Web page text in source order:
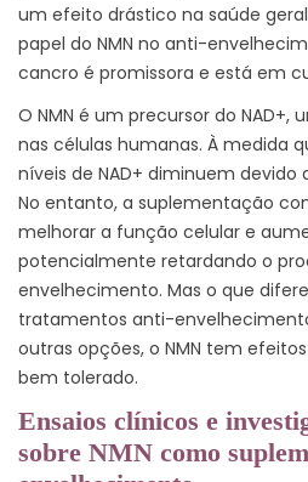
um efeito drástico na saúde
papel do NMN no anti-
cancro é promissora e está em
O NMN é um precursor do NAD+,
nas células humanas. À medida
níveis de NAD+ diminuem
No entanto, a suplementação
melhorar a função celular e
potencialmente retardando o
envelhecimento. Mas o que
tratamentos anti-
outras opções, o NMN tem
bem tolerado.
Ensaios clínicos e
sobre NMN como